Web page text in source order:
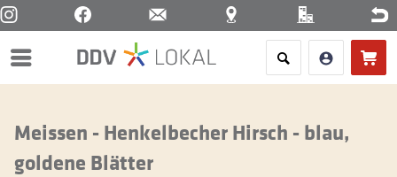
Menü
Meissen - Henkelbecher Hirsch - blau,
goldene Blätter